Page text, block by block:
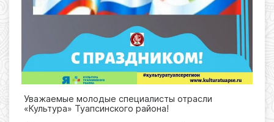
Уважаемые молодые специалисты отрасли
«Культура» Туапсинского района!